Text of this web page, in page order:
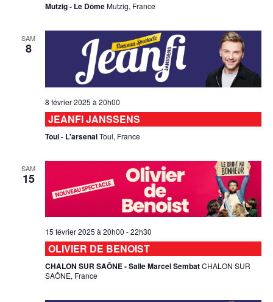
Mutzig - Le DômeMutzig, France
SAM
8
8 février 2025 à 20h00
JEANFI JANSSENS
Toul - L'arsenalToul, France
SAM
15
15 février 2025 à 20h00 -22h30
OLIVIER DE BENOIST
CHALON SUR SAÔNE - Salle Marcel SembatCHALON SUR
SAÔNE, France